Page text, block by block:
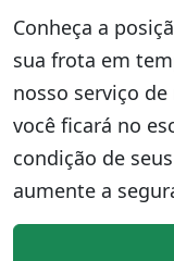
Conheça a
sua frota em
nosso serviço
você ficará no
condição de
aumente a